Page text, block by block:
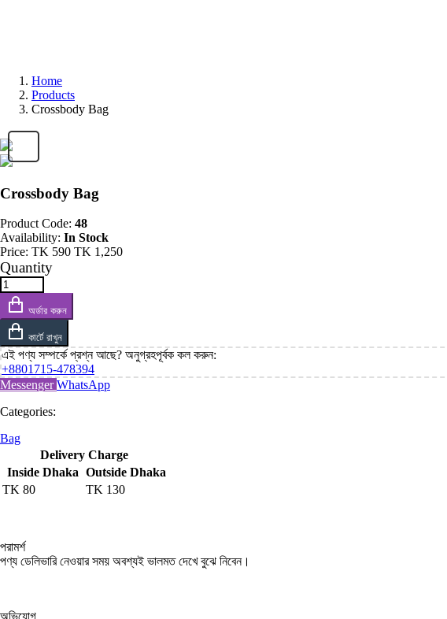
Home
Products
Crossbody Bag
Crossbody Bag
Product Code: 48
Availability: In Stock
Price: TK 590 TK 1,250
Quantity
অর্ডার করুন
কার্টে রাখুন
এই পণ্য সম্পর্কে প্রশ্ন আছে? অনুগ্রহপূর্বক কল করুন:
+8801715-478394
MessengerWhatsApp
Categories:
Bag
Delivery Charge
Inside Dhaka Outside Dhaka
TK 80 TK 130
পরামর্শ
পণ্য ডেলিভারি নেওয়ার সময় অবশ্যই ভালমত দেখে বুঝে নিবেন।